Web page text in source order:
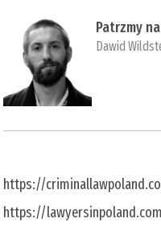
Patrzmy
Dawid
https://
https://lawyersinpoland.com